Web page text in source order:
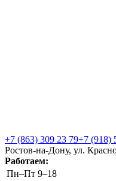
+7 (863) 309 23 79+7 (918)
Ростов-на-Дону, ул.
Работаем:
Пн–Пт 9–18